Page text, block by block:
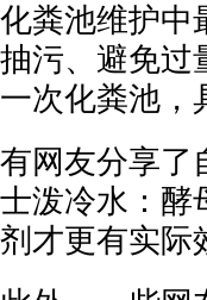
化粪池维护中
抽污、避免过
一次化粪池，
有网友分享了
士泼冷水：酵
剂才更有实际